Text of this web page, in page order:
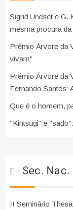
Sigrid Undset e G.
mesma procura da
Prémio Árvore da
vivam"
Prémio Árvore da
Fernando Santos:
Que é o homem,
"Kintsugi" e
Sec.
II Seminário